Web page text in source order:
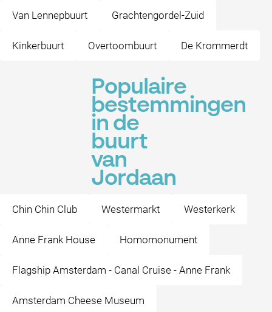
Van Lennepbuurt Grachtengordel-Zuid
Kinkerbuurt Overtoombuurt De Krommerdt
Populaire
bestemmingen
in de
buurt
van
Jordaan
Chin Chin Club Westermarkt Westerkerk
Anne Frank House Homomonument
Flagship Amsterdam - Canal Cruise - Anne Frank
Amsterdam Cheese Museum